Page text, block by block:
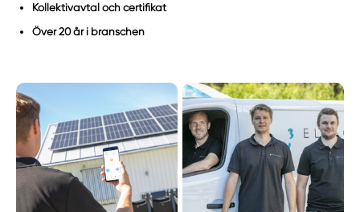
Kollektivavtal och certifikat
Över 20 år i branschen